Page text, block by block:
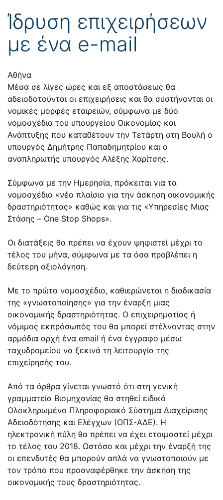
Ίδρυση επιχειρήσεων
με ένα e-mail
Αθήνα
Μέσα σε λίγες ώρες και εξ αποστάσεως θα
αδειοδοτούνται οι επιχειρήσεις και θα συστήνονται οι
νομικές μορφές εταιρειών, σύμφωνα με δύο
νομοσχέδια του υπουργείου Οικονομίας και
Ανάπτυξης που καταθέτουν την Τετάρτη στη Βουλή ο
υπουργός Δημήτρης Παπαδημητρίου και ο
αναπληρωτής υπουργός Αλέξης Χαρίτσης.
Σύμφωνα με την Ημερησία, πρόκειται για τα
νομοσχέδια «νέο πλαίσιο για την άσκηση οικονομικής
δραστηριότητας» καθώς και για τις «Υπηρεσίες Μιας
Στάσης – One Stop Shops».
Οι διατάξεις θα πρέπει να έχουν ψηφιστεί μέχρι το
τέλος του μήνα, σύμφωνα με τα όσα προβλέπει η
δεύτερη αξιολόγηση.
Με το πρώτο νομοσχέδιο, καθιερώνεται η διαδικασία
της «γνωστοποίησης» για την έναρξη μιας
οικονομικής δραστηριότητας. Ο επιχειρηματίας ή
νόμιμος εκπρόσωπός του θα μπορεί στέλνοντας στην
αρμόδια αρχή ένα email ή ένα έγγραφο μέσω
ταχυδρομείου να ξεκινά τη λειτουργία της
επιχείρησής του.
Από τα άρθρα γίνεται γνωστό ότι στη γενική
γραμματεία Βιομηχανίας θα στηθεί ειδικό
Ολοκληρωμένο Πληροφοριακό Σύστημα Διαχείρισης
Αδειοδότησης και Ελέγχων (ΟΠΣ-ΑΔΕ). Η
ηλεκτρονική πύλη θα πρέπει να έχει ετοιμαστεί μέχρι
το τέλος του 2018. Ωστόσο και μέχρι την έναρξή της
οι επενδυτές θα μπορούν απλά να γνωστοποιούν με
τον τρόπο που προαναφέρθηκε την άσκηση της
οικονομικής τους δραστηριότητας.